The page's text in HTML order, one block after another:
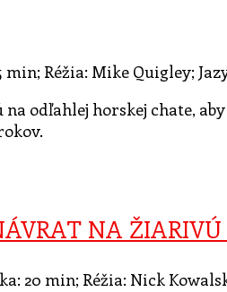
Réžia: Mike Quigley;
na odľahlej horskej chate,
NA ŽIARIVÚ
20 min; Réžia: Nick